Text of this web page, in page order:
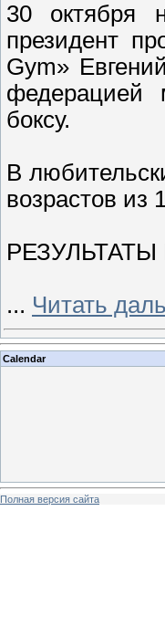
30 октября
президент
Gym»
федерацией
боксу.
В
возрастов из
РЕЗУЛЬТАТЫ
... Читать
Calendar
Полная версия сайта